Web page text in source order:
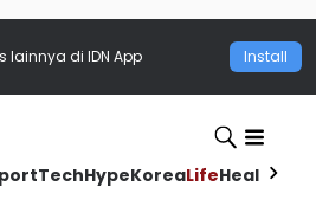
lainnya di IDN App Install
TechHypeKoreaLifeHealth